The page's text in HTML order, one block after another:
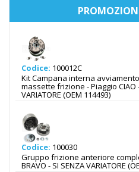
Codice: 100012C
Kit Campana interna
massette frizione - Piaggio CIAO -
VARIATORE (OEM 114493)
Codice: 100030
Gruppo frizione anteriore
BRAVO - SI SENZA VARIATORE